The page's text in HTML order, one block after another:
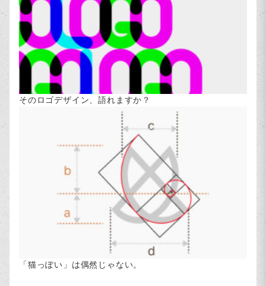
そのロゴデザイン、語れますか？
「猫っぽい」は偶然じゃない。